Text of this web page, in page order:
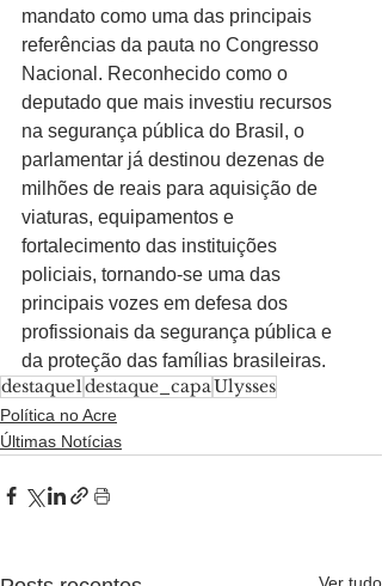
mandato como uma das principais
referências da pauta no Congresso
Nacional. Reconhecido como o
deputado que mais investiu recursos
na segurança pública do Brasil, o
parlamentar já destinou dezenas de
milhões de reais para aquisição de
viaturas, equipamentos e
fortalecimento das instituições
policiais, tornando-se uma das
principais vozes em defesa dos
profissionais da segurança pública e
da proteção das famílias brasileiras.
destaque1destaque_capaUlysses
Política no Acre
Últimas Notícias